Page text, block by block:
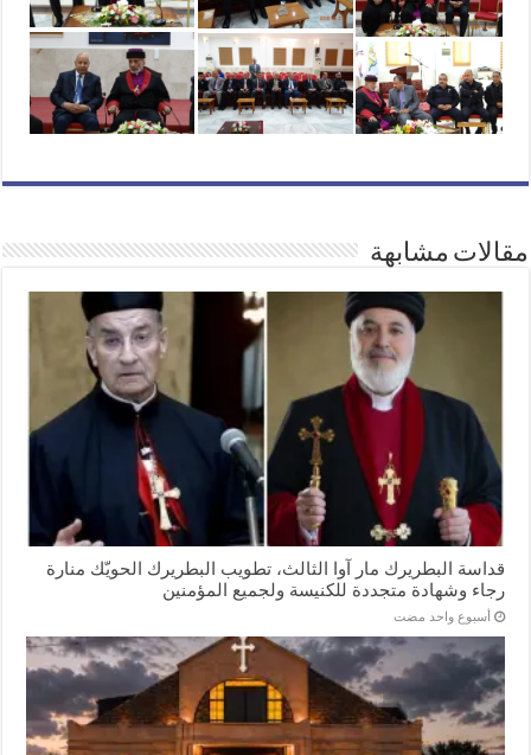
مقالات مشابهة
قداسة البطريرك مار آوا الثالث، تطويب البطريرك الحويّك منارة
رجاء وشهادة متجددة للكنيسة ولجميع المؤمنين
‏أسبوع واحد مضت